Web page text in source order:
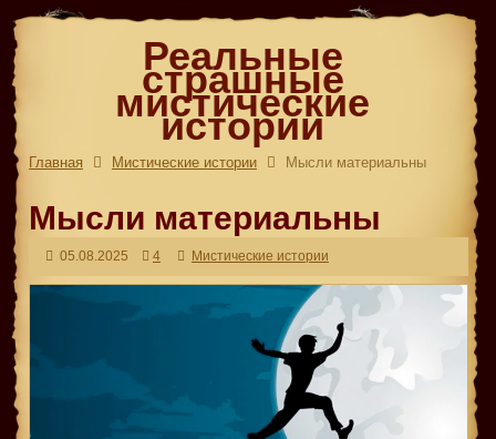
Реальные
страшные
мистические
истории
Главная Мистические истории Мысли материальны
Мысли материальны
05.08.2025 4 Мистические истории